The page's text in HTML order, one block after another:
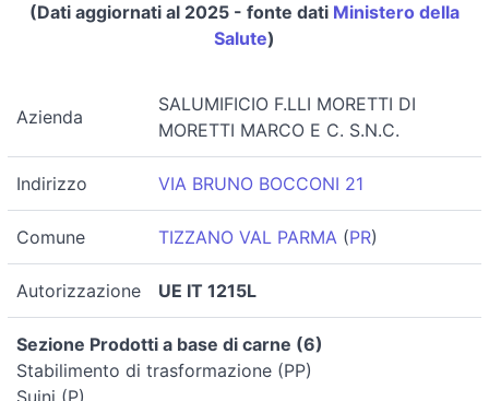
(Dati aggiornati al 2025 - fonte dati Ministero della
Salute)
Azienda
SALUMIFICIO F.LLI MORETTI DI
MORETTI MARCO E C. S.N.C.
Indirizzo VIA BRUNO BOCCONI 21
Comune TIZZANO VAL PARMA (PR)
Autorizzazione UE IT 1215L
Sezione Prodotti a base di carne (6)
Stabilimento di trasformazione (PP)
Suini (P)